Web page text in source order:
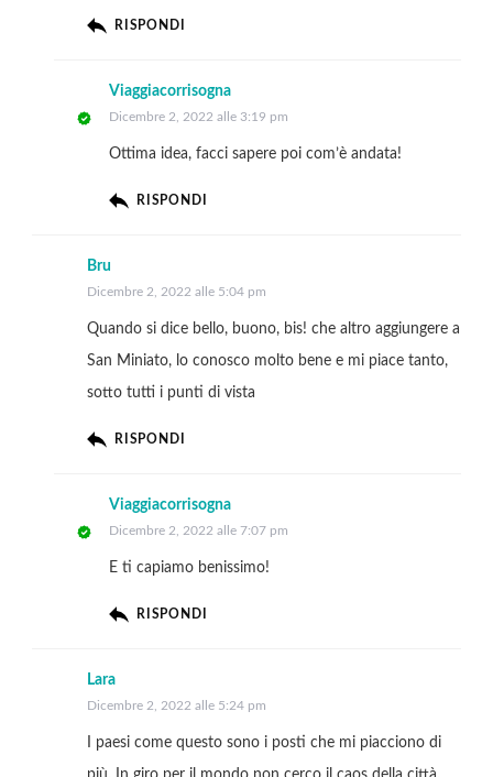
RISPONDI
Viaggiacorrisogna
Dicembre 2, 2022 alle 3:19 pm
Ottima idea, facci sapere poi com’è andata!
RISPONDI
Bru
Dicembre 2, 2022 alle 5:04 pm
Quando si dice bello, buono, bis! che altro aggiungere a
San Miniato, lo conosco molto bene e mi piace tanto,
sotto tutti i punti di vista
RISPONDI
Viaggiacorrisogna
Dicembre 2, 2022 alle 7:07 pm
E ti capiamo benissimo!
RISPONDI
Lara
Dicembre 2, 2022 alle 5:24 pm
I paesi come questo sono i posti che mi piacciono di